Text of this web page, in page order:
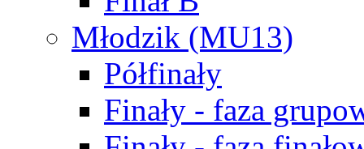
Młodzik (MU13)
Półfinały
Finały - faza